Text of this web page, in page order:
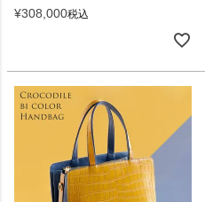
¥308,000税込